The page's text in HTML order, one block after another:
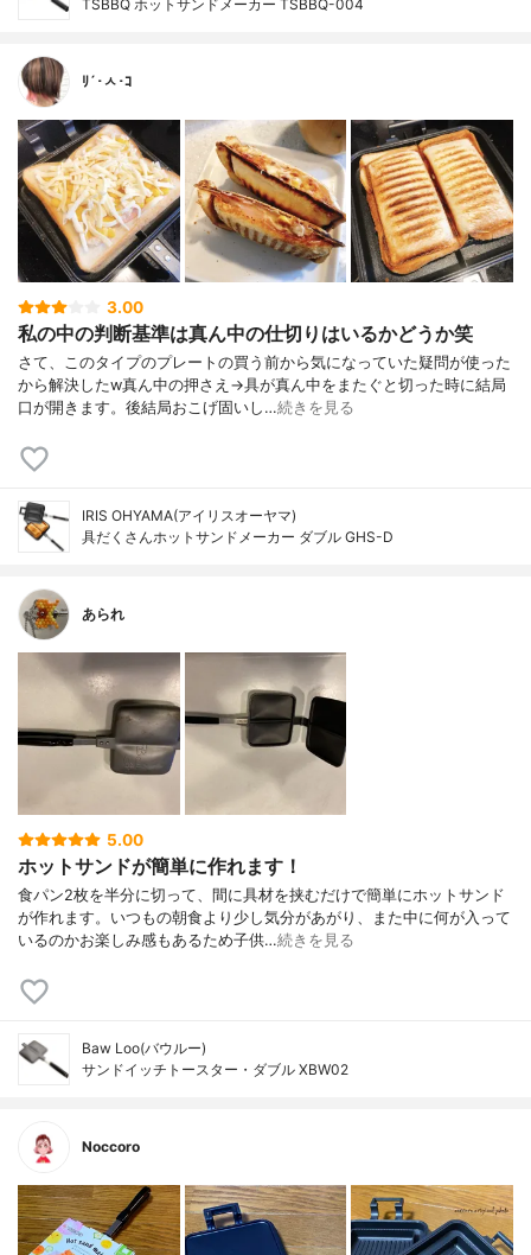
TSBBQ ホットサンドメーカー TSBBQ-004
ﾘ´･ㅅ･ｺ
3.00
私の中の判断基準は真ん中の仕切りはいるかどうか笑
さて、このタイプのプレートの買う前から気になっていた疑問が使った
から解決したw真ん中の押さえ→具が真ん中をまたぐと切った時に結局
口が開きます。後結局おこげ固いし…続きを見る
IRIS OHYAMA(アイリスオーヤマ)
具だくさんホットサンドメーカー ダブル GHS-D
あられ
5.00
ホットサンドが簡単に作れます！
食パン2枚を半分に切って、間に具材を挟むだけで簡単にホットサンド
が作れます。いつもの朝食より少し気分があがり、また中に何が入って
いるのかお楽しみ感もあるため子供…続きを見る
Baw Loo(バウルー)
サンドイッチトースター・ダブル XBW02
Noccoro